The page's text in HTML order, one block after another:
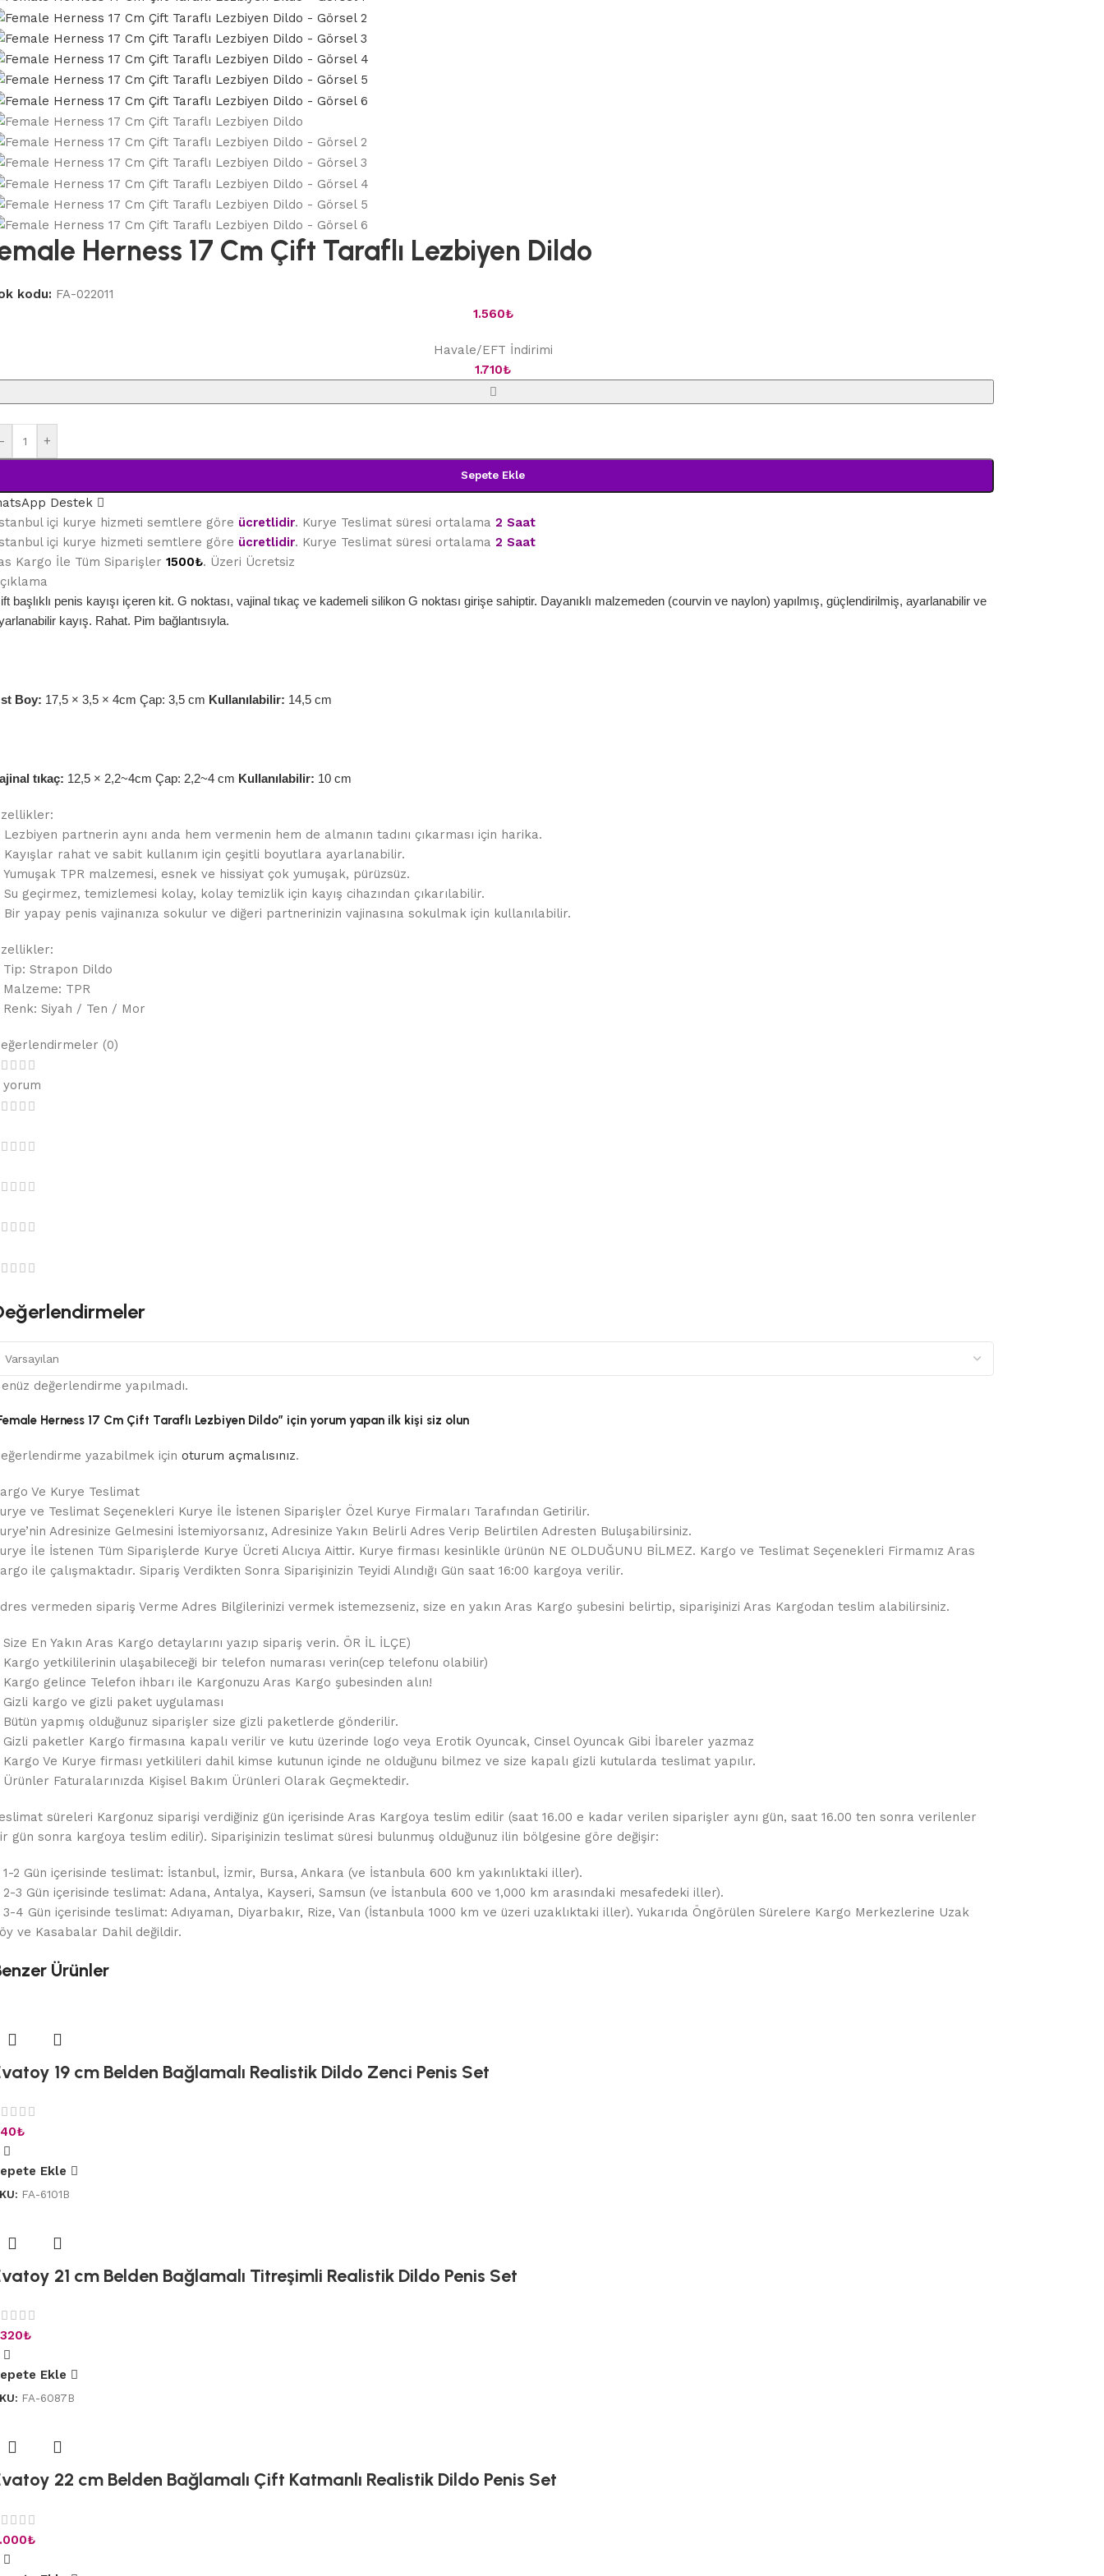
Herness 17 Cm Çift Taraflı Lezbiyen Dildo
kodu: FA-022011
1.560₺
Havale/EFT İndirimi
1.710₺
- +
Sepete Ekle
Destek
içi kurye hizmeti semtlere göre ücretlidir. Kurye Teslimat süresi ortalama 2 Saat
içi kurye hizmeti semtlere göre ücretlidir. Kurye Teslimat süresi ortalama 2 Saat
Kargo İle Tüm Siparişler 1500₺. Üzeri Ücretsiz
başlıklı penis kayışı içeren kit. G noktası, vajinal tıkaç ve kademeli silikon G noktası girişe sahiptir. Dayanıklı malzemeden (courvin ve naylon) yapılmış, güçlendirilmiş, ayarlanabilir ve
kayış. Rahat. Pim bağlantısıyla.
Boy: 17,5 × 3,5 × 4cm Çap: 3,5 cm Kullanılabilir: 14,5 cm
tıkaç: 12,5 × 2,2~4cm Çap: 2,2~4 cm Kullanılabilir: 10 cm
Lezbiyen partnerin aynı anda hem vermenin hem de almanın tadını çıkarması için harika.
Kayışlar rahat ve sabit kullanım için çeşitli boyutlara ayarlanabilir.
Yumuşak TPR malzemesi, esnek ve hissiyat çok yumuşak, pürüzsüz.
Su geçirmez, temizlemesi kolay, kolay temizlik için kayış cihazından çıkarılabilir.
Bir yapay penis vajinanıza sokulur ve diğeri partnerinizin vajinasına sokulmak için kullanılabilir.
Strapon Dildo
TPR
Siyah / Ten / Mor
(0)
yorum
değerlendirme yapılmadı.
Herness 17 Cm Çift Taraflı Lezbiyen Dildo” için yorum yapan ilk kişi siz olun
yazabilmek için oturum açmalısınız.
Ve Kurye Teslimat
ve Teslimat Seçenekleri Kurye İle İstenen Siparişler Özel Kurye Firmaları Tarafından Getirilir.
Adresinize Gelmesini İstemiyorsanız, Adresinize Yakın Belirli Adres Verip Belirtilen Adresten Buluşabilirsiniz.
İle İstenen Tüm Siparişlerde Kurye Ücreti Alıcıya Aittir. Kurye firması kesinlikle ürünün NE OLDUĞUNU BİLMEZ. Kargo ve Teslimat Seçenekleri Firmamız Aras
ile çalışmaktadır. Sipariş Verdikten Sonra Siparişinizin Teyidi Alındığı Gün saat 16:00 kargoya verilir.
vermeden sipariş Verme Adres Bilgilerinizi vermek istemezseniz, size en yakın Aras Kargo şubesini belirtip, siparişinizi Aras Kargodan teslim alabilirsiniz.
Size En Yakın Aras Kargo detaylarını yazıp sipariş verin. ÖR İL İLÇE)
Kargo yetkililerinin ulaşabileceği bir telefon numarası verin(cep telefonu olabilir)
Kargo gelince Telefon ihbarı ile Kargonuzu Aras Kargo şubesinden alın!
Gizli kargo ve gizli paket uygulaması
Bütün yapmış olduğunuz siparişler size gizli paketlerde gönderilir.
Gizli paketler Kargo firmasına kapalı verilir ve kutu üzerinde logo veya Erotik Oyuncak, Cinsel Oyuncak Gibi İbareler yazmaz
Kargo Ve Kurye firması yetkilileri dahil kimse kutunun içinde ne olduğunu bilmez ve size kapalı gizli kutularda teslimat yapılır.
Ürünler Faturalarınızda Kişisel Bakım Ürünleri Olarak Geçmektedir.
süreleri Kargonuz siparişi verdiğiniz gün içerisinde Aras Kargoya teslim edilir (saat 16.00 e kadar verilen siparişler aynı gün, saat 16.00 ten sonra verilenler
gün sonra kargoya teslim edilir). Siparişinizin teslimat süresi bulunmuş olduğunuz ilin bölgesine göre değişir:
1-2 Gün içerisinde teslimat: İstanbul, İzmir, Bursa, Ankara (ve İstanbula 600 km yakınlıktaki iller).
2-3 Gün içerisinde teslimat: Adana, Antalya, Kayseri, Samsun (ve İstanbula 600 ve 1,000 km arasındaki mesafedeki iller).
3-4 Gün içerisinde teslimat: Adıyaman, Diyarbakır, Rize, Van (İstanbula 1000 km ve üzeri uzaklıktaki iller). Yukarıda Öngörülen Sürelere Kargo Merkezlerine Uzak
ve Kasabalar Dahil değildir.
Ürünler
19 cm Belden Bağlamalı Realistik Dildo Zenci Penis Set
₺
Ekle
FA-6101B
21 cm Belden Bağlamalı Titreşimli Realistik Dildo Penis Set
₺
Ekle
FA-6087B
22 cm Belden Bağlamalı Çift Katmanlı Realistik Dildo Penis Set
₺